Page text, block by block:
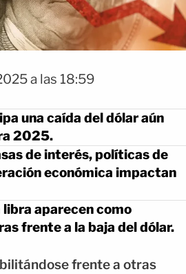
a las 18:59
una caída del dólar aún
2025.
de interés, políticas de
económica impactan
libra aparecen como
frente a la baja del dólar.
frente a otras